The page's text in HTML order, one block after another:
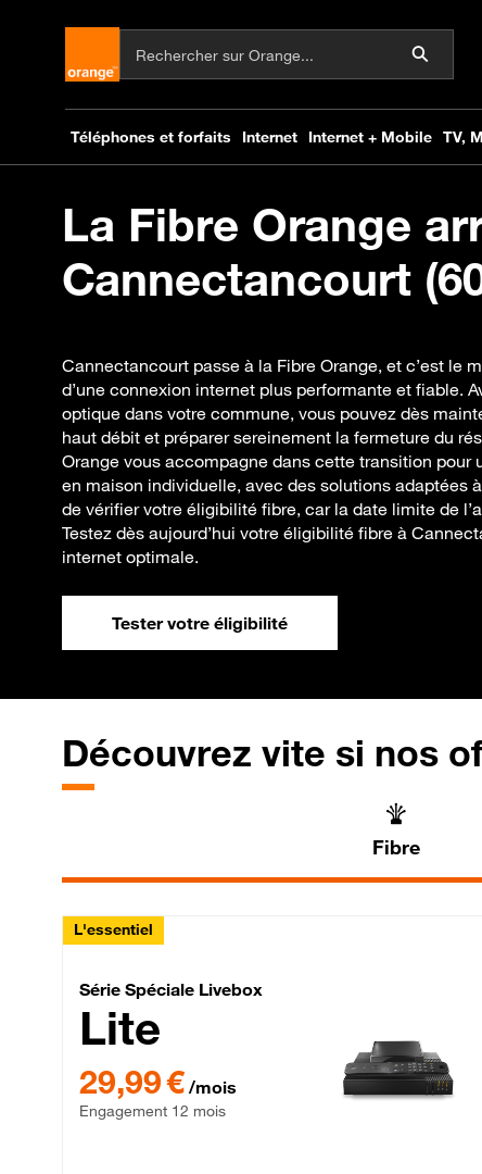
La Fibre Orange
Cannectancourt
Cannectancourt passe à la Fibre Orange, et c’est le
d’une connexion internet plus performante et fiable.
optique dans votre commune, vous pouvez dès
haut débit et préparer sereinement la fermeture du
Orange vous accompagne dans cette transition pour
en maison individuelle, avec des solutions adaptées
de vérifier votre éligibilité fibre, car la date limite de
Testez dès aujourd’hui votre éligibilité fibre à
internet optimale.
Tester votre éligibilité
Découvrez vite si nos
Fibre
L'essentiel
Série Spéciale Livebox
Série Spéciale Livebox
Lite
29,99 € par mois , Engagement 12 mois
29,99 € /mois
Engagement 12 mois